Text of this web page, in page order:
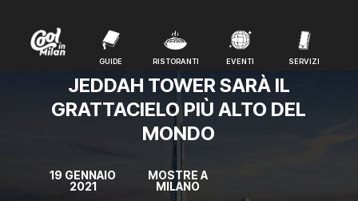
GUIDE RISTORANTI EVENTI SERVIZI
GUIDE RISTORANTI EVENTI SERVIZI
JEDDAH TOWER SARÀ IL
GRATTACIELO PIÙ ALTO DEL
MONDO
19 GENNAIO
2021
MOSTRE A
MILANO